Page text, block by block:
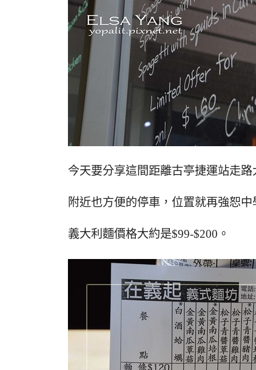
今天要分享這間距離古亭捷運站走路
附近也方便的停車，位置就再強恕中
義大利麵價格大約是$99-$200。